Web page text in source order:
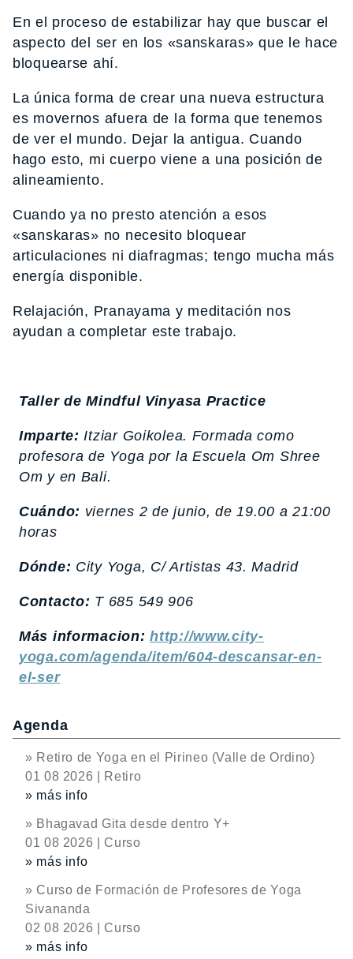
En el proceso de estabilizar hay que buscar el
aspecto del ser en los «sanskaras» que le hace
bloquearse ahí.
La única forma de crear una nueva estructura
es movernos afuera de la forma que tenemos
de ver el mundo. Dejar la antigua. Cuando
hago esto, mi cuerpo viene a una posición de
alineamiento.
Cuando ya no presto atención a esos
«sanskaras» no necesito bloquear
articulaciones ni diafragmas; tengo mucha más
energía disponible.
Relajación, Pranayama y meditación nos
ayudan a completar este trabajo.
Taller de Mindful Vinyasa Practice
Imparte:Itziar Goikolea. Formada como
profesora de Yoga por la Escuela Om Shree
Om y en Bali.
Cuándo: viernes 2 de junio, de 19.00 a 21:00
horas
Dónde: City Yoga, C/ Artistas 43. Madrid
Contacto: T 685 549 906
Más informacion:http://www.city-
yoga.com/agenda/item/604-descansar-en-
el-ser
Agenda
» Retiro de Yoga en el Pirineo (Valle de Ordino)
01 08 2026 | Retiro
» más info
» Bhagavad Gita desde dentro Y+
01 08 2026 | Curso
» más info
» Curso de Formación de Profesores de Yoga
Sivananda
02 08 2026 | Curso
» más info